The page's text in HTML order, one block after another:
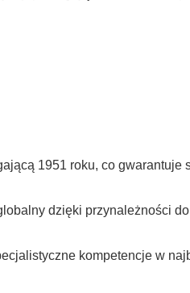
1951 roku, co gwarantuje
dzięki przynależności
kompetencje w